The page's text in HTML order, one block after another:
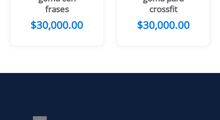
frases
$30,000.00
crossfit
$30,000.00